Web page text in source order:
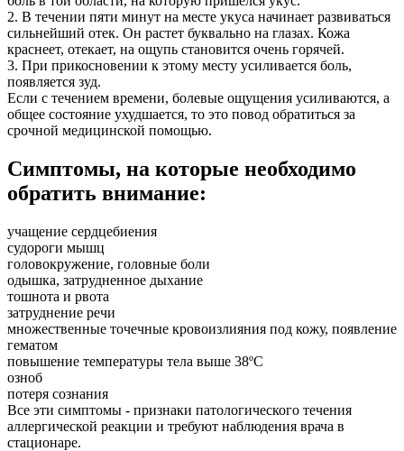
2. В течении пяти минут на месте укуса начинает развиваться
сильнейший отек. Он растет буквально на глазах. Кожа
краснеет, отекает, на ощупь становится очень горячей.
3. При прикосновении к этому месту усиливается боль,
появляется зуд.
Если с течением времени, болевые ощущения усиливаются, а
общее состояние ухудшается, то это повод обратиться за
срочной медицинской помощью.
Симптомы, на которые необходимо
обратить внимание:
учащение сердцебиения
судороги мышц
головокружение, головные боли
одышка, затрудненное дыхание
тошнота и рвота
затруднение речи
множественные точечные кровоизлияния под кожу, появление
гематом
повышение температуры тела выше 38ºС
озноб
потеря сознания
Все эти симптомы - признаки патологического течения
аллергической реакции и требуют наблюдения врача в
стационаре.